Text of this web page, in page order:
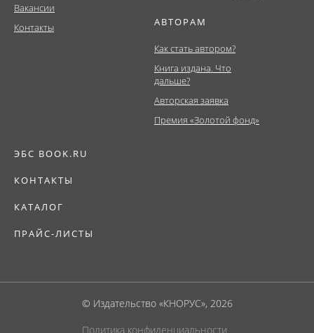
Вакансии
Контакты
АВТОРАМ
Как стать автором?
Книга издана. Что
дальше?
Авторская заявка
Премия «Золотой фонд»
ЭБС BOOK.RU
КОНТАКТЫ
КАТАЛОГ
ПРАЙС-ЛИСТЫ
© Издательство «КНОРУС», 2026
Политика конфиденциальности